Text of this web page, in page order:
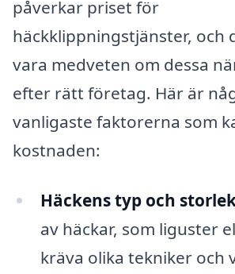
påverkar priset för
häckklippningstjänster, och
vara medveten om dessa
efter rätt företag. Här är
vanligaste faktorerna som
kostnaden:
Häckens typ och
av häckar, som liguster
kräva olika tekniker och